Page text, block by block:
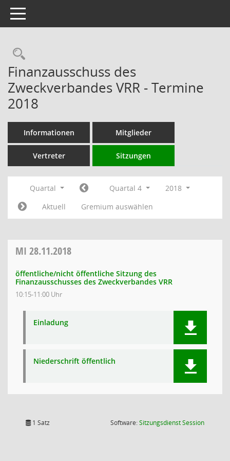
Toggle navigation
Rechercheauswahl
Finanzausschuss des
Zweckverbandes VRR - Termine
2018
Informationen Mitglieder
Vertreter Sitzungen
Quartal Quartal 4
2018
Aktuell
Gremium auswählen
MI 28.11.2018
öffentliche/nicht öffentliche Sitzung des
Finanzausschusses des Zweckverbandes VRR
10:15-11:00 Uhr
Einladung
Niederschrift öffentlich
1 Satz Software:SitzungsdienstSession(Wird in